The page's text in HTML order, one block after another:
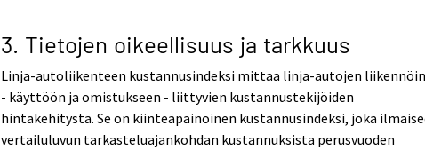
3. Tietojen oikeellisuus ja tarkkuus
Linja-autoliikenteen kustannusindeksi mittaa linja-autojen
- käyttöön ja omistukseen - liittyvien kustannustekijöiden
hintakehitystä. Se on kiinteäpainoinen kustannusindeksi, joka
vertailuluvun tarkasteluajankohdan kustannuksista perusvuoden